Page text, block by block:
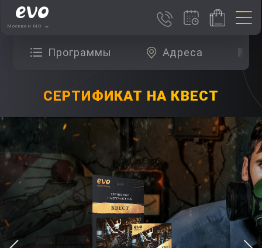
Москва и МО
Программы Адреса
СЕРТИФИКАТ НА КВЕСТ